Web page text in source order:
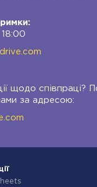
щодо співпраці?
за адресою: